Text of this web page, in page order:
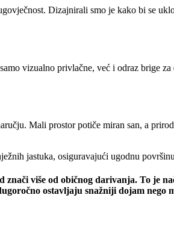
Dizajnirali smo je kako bi se
vizualno privlačne, već i odraz brige
Mali prostor potiče miran san, a
jastuka, osiguravajući ugodnu
više od običnog darivanja. To je
ostavljaju snažniji dojam nego